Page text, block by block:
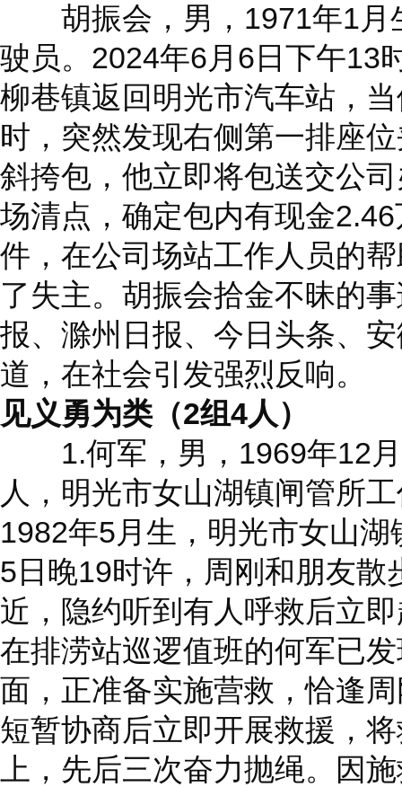
胡振会，男，1971年1月
驶员。2024年6月6日下午13
柳巷镇返回明光市汽车站，
时，突然发现右侧第一排座
斜挎包，他立即将包送交公
场清点，确定包内有现金
件，在公司场站工作人员的
了失主。胡振会拾金不昧的
报、滁州日报、今日头条、
道，在社会引发强烈反响。
见义勇为类（2组4人）
1.何军，男，1969年12月
人，明光市女山湖镇闸管所
1982年5月生，明光市女山
5日晚19时许，周刚和朋友散
近，隐约听到有人呼救后立
在排涝站巡逻值班的何军已
面，正准备实施营救，恰逢
短暂协商后立即开展救援，
上，先后三次奋力抛绳。因